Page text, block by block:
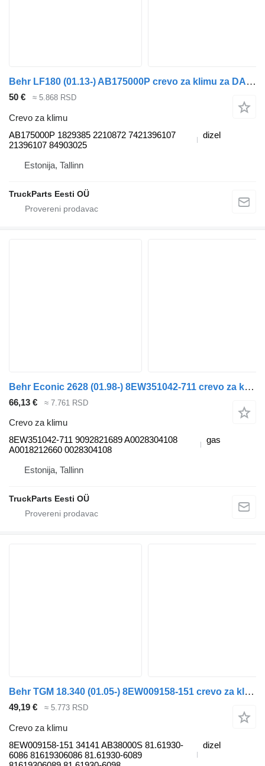
Behr LF180 (01.13-) AB175000P crevo za klimu za DAF LF45, LF55, LF180, CF65, CF75, CF85 (2001-) tegljača
50 € ≈ 5.868 RSD
Crevo za klimu
AB175000P 1829385 2210872 7421396107
21396107 84903025
dizel
Estonija, Tallinn
TruckParts Eesti OÜ
Behr Econic 2628 (01.98-) 8EW351042-711 crevo za klimu za Mercedes-Benz Econic (1998-2014) tegljača
66,13 € ≈ 7.761 RSD
Crevo za klimu
8EW351042-711 9092821689 A0028304108
A0018212660 0028304108
gas
Estonija, Tallinn
TruckParts Eesti OÜ
Behr TGM 18.340 (01.05-) 8EW009158-151 crevo za klimu za MAN TGL, TGM, TGS, TGX (2005-2021) tegljača
49,19 € ≈ 5.773 RSD
Crevo za klimu
8EW009158-151 34141 AB38000S 81.61930-
6086 81619306086 81.61930-6089
dizel